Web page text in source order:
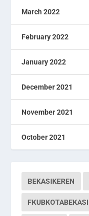
March 2022
February 2022
January 2022
December 2021
November 2021
October 2021
BEKASIKEREN
FKUBKOTABEKASI